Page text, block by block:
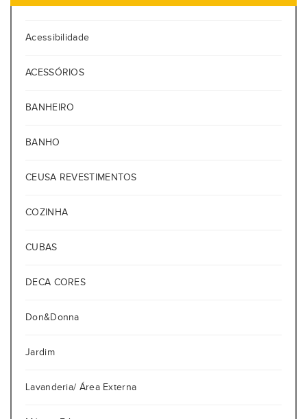
Acessibilidade
ACESSÓRIOS
BANHEIRO
BANHO
CEUSA REVESTIMENTOS
COZINHA
CUBAS
DECA CORES
Don&Donna
Jardim
Lavanderia/ Área Externa